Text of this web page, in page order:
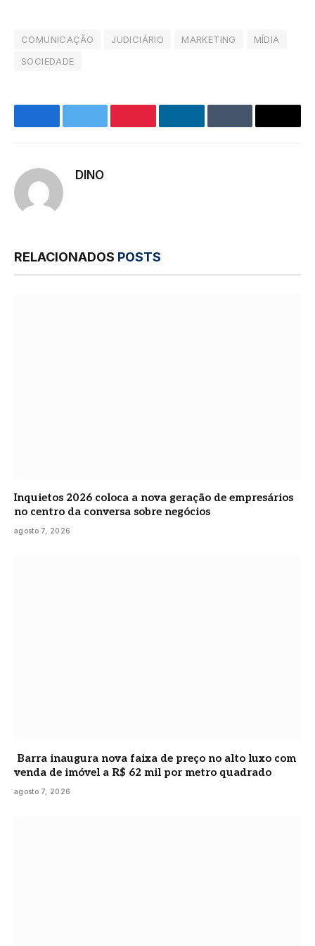
COMUNICAÇÃO JUDICIÁRIO MARKETING
MÍDIA
SOCIEDADE
FacebookTwitter PinterestLinkedInTumblr E-
DINO
RELACIONADOS POSTS
Inquietos 2026 coloca a nova geração de empresários
no centro da conversa sobre negócios
agosto 7, 2026
Barra inaugura nova faixa de preço no alto luxo com
venda de imóvel a R$ 62 mil por metro quadrado
agosto 7, 2026